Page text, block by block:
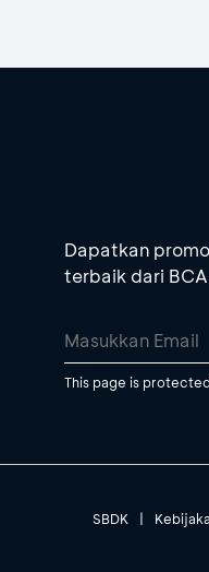
Dapatkan
terbaik dari BCA
This page is
SBDK |